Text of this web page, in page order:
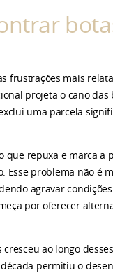
frustrações mais
projeta o cano das
uma parcela
que repuxa e marca a
Esse problema não é
agravar
por oferecer
ao longo
permitiu o